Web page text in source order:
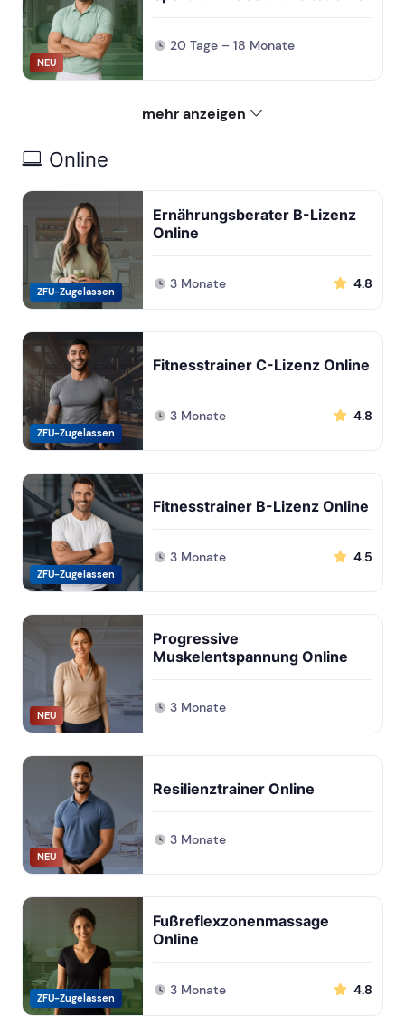
NEU
20 Tage – 18 Monate
mehr anzeigen
Online
ZFU-Zugelassen
Ernährungsberater B-Lizenz
Online
3 Monate 4.8
ZFU-Zugelassen
Fitnesstrainer C-Lizenz Online
3 Monate 4.8
ZFU-Zugelassen
Fitnesstrainer B-Lizenz Online
3 Monate 4.5
NEU
Progressive
Muskelentspannung Online
3 Monate
NEU
Resilienztrainer Online
3 Monate
ZFU-Zugelassen
Fußreflexzonenmassage
Online
3 Monate 4.8